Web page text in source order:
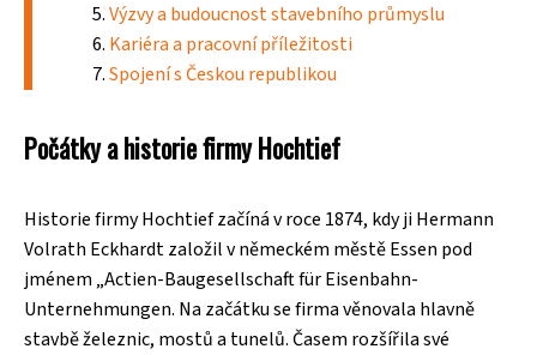
Výzvy a budoucnost stavebního průmyslu
Kariéra a pracovní příležitosti
Spojení s Českou republikou
Počátky a historie firmy Hochtief
Historie firmy Hochtief začíná v roce 1874, kdy ji Hermann
Volrath Eckhardt založil v německém městě Essen pod
jménem „Actien-Baugesellschaft für Eisenbahn-
Unternehmungen. Na začátku se firma věnovala hlavně
stavbě železnic, mostů a tunelů. Časem rozšířila své